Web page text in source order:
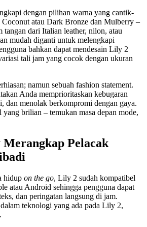
dengan pilihan warna yang cantik-
Coconut atau Dark Bronze dan Mulberry –
dari Italian leather, nilon, atau
mudah diganti untuk melengkapi
bahkan dapat mendesain Lily 2
tali jam yang cocok dengan ukuran
namun sebuah fashion statement.
Anda memprioritaskan kebugaran
dan menolak berkompromi dengan gaya.
yang brilian – temukan masa depan mode,
Pelacak
hidup on the go, Lily 2 sudah kompatibel
atau Android sehingga pengguna dapat
dan peringatan langsung di jam.
teknologi yang ada pada Lily 2,